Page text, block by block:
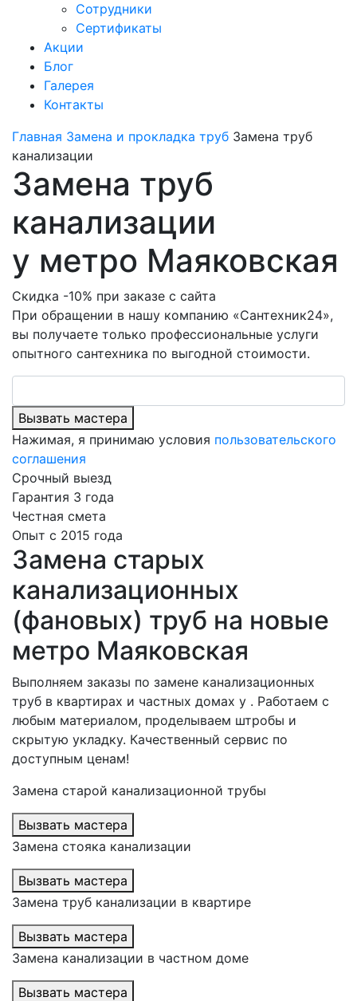
Сотрудники
Сертификаты
Акции
Блог
Галерея
Контакты
Главная Замена и прокладка труб Замена труб
канализации
Замена труб
канализации
у метро Маяковская
Скидка -10% при заказе с сайта
При обращении в нашу компанию «Сантехник24»,
вы получаете только профессиональные услуги
опытного сантехника по выгодной стоимости.
Вызвать мастера
Нажимая, я принимаю условия пользовательского
соглашения
Срочный выезд
Гарантия 3 года
Честная смета
Опыт с 2015 года
Замена старых
канализационных
(фановых) труб на новые
метро Маяковская
Выполняем заказы по замене канализационных
труб в квартирах и частных домах у . Работаем с
любым материалом, проделываем штробы и
скрытую укладку. Качественный сервис по
доступным ценам!
Замена старой канализационной трубы
Вызвать мастера
Замена стояка канализации
Вызвать мастера
Замена труб канализации в квартире
Вызвать мастера
Замена канализации в частном доме
Вызвать мастера